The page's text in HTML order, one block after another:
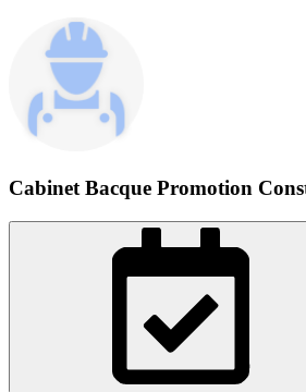
Cabinet Bacque Promotion